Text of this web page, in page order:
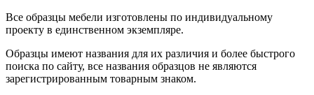
Все образцы мебели изготовлены по индивидуальному
проекту в единственном экземпляре.
Образцы имеют названия для их различия и более быстрого
поиска по сайту, все названия образцов не являются
зарегистрированным товарным знаком.